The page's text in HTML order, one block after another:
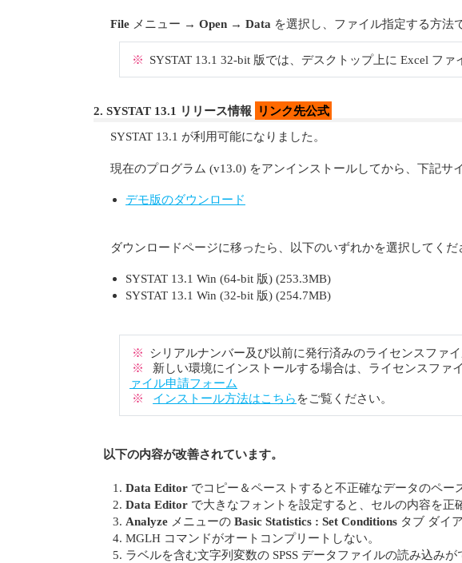
File メニュー →Open →Data を選択し、ファイル指定する方法
※ SYSTAT 13.1 32-bit 版では、デスクトップ上に Excel フ
2. SYSTAT 13.1 リリース情報
リンク先公式
SYSTAT 13.1 が利用可能になりました。
現在のプログラム (v13.0) をアンインストールしてから、下記サ
デモ版のダウンロード
ダウンロードページに移ったら、以下のいずれかを選択してくだ
SYSTAT 13.1 Win (64-bit 版) (253.3MB)
SYSTAT 13.1 Win (32-bit 版) (254.7MB)
※ シリアルナンバー及び以前に発行済みのライセンスファイ
※
新しい環境にインストールする場合は、ライセンスファ
ァイル申請フォーム
※
インストール方法はこちら をご覧ください。
以下の内容が改善されています。
Data Editor でコピー＆ペーストすると不正確なデータのペー
Data Editor で大きなフォントを設定すると、セルの内容を正
Analyze メニューの Basic Statistics : Set Conditions タブ ダイ
MGLH コマンドがオートコンプリートしない。
ラベルを含む文字列変数の SPSS データファイルの読み込みが